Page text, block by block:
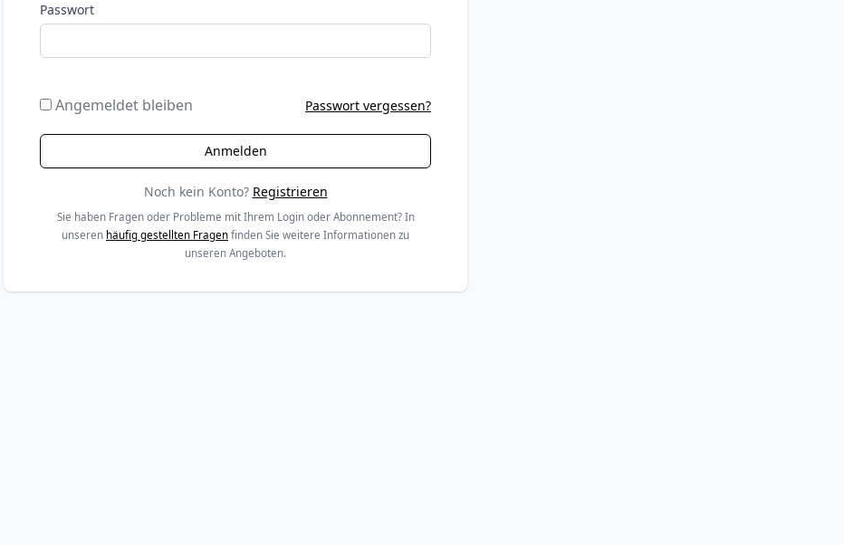
Passwort
Angemeldet bleiben Passwort vergessen?
Noch kein Konto? Registrieren
Sie haben Fragen oder Probleme mit Ihrem Login oder Abonnement? In
unseren häufig gestellten Fragen finden Sie weitere Informationen zu
unseren Angeboten.